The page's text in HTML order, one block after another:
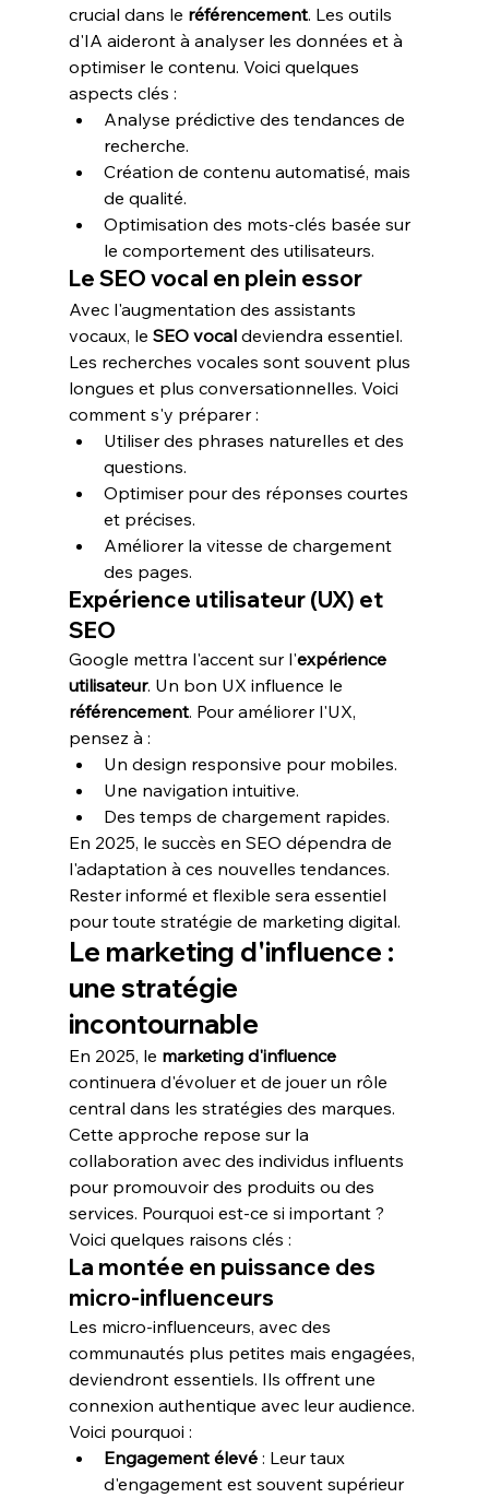
crucial dans le référencement. Les outils
d'IA aideront à analyser les données et à
optimiser le contenu. Voici quelques
aspects clés :
Analyse prédictive des tendances de
recherche.
Création de contenu automatisé, mais
de qualité.
Optimisation des mots-clés basée sur
le comportement des utilisateurs.
Le SEO vocal en plein essor
Avec l'augmentation des assistants
vocaux, le SEO vocal deviendra essentiel.
Les recherches vocales sont souvent plus
longues et plus conversationnelles. Voici
comment s'y préparer :
Utiliser des phrases naturelles et des
questions.
Optimiser pour des réponses courtes
et précises.
Améliorer la vitesse de chargement
des pages.
Expérience utilisateur (UX) et
SEO
Google mettra l'accent sur l'expérience
utilisateur. Un bon UX influence le
référencement. Pour améliorer l'UX,
pensez à :
Un design responsive pour mobiles.
Une navigation intuitive.
Des temps de chargement rapides.
En 2025, le succès en SEO dépendra de
l'adaptation à ces nouvelles tendances.
Rester informé et flexible sera essentiel
pour toute stratégie de marketing digital.
Le marketing d'influence :
une stratégie
incontournable
En 2025, le marketing d'influence
continuera d'évoluer et de jouer un rôle
central dans les stratégies des marques.
Cette approche repose sur la
collaboration avec des individus influents
pour promouvoir des produits ou des
services. Pourquoi est-ce si important ?
Voici quelques raisons clés :
La montée en puissance des
micro-influenceurs
Les micro-influenceurs, avec des
communautés plus petites mais engagées,
deviendront essentiels. Ils offrent une
connexion authentique avec leur audience.
Voici pourquoi :
Engagement élevé : Leur taux
d'engagement est souvent supérieur